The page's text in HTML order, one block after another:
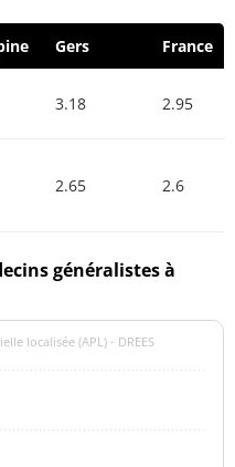
Gers France
3.18 2.95
2.65 2.6
généralistes à
localisée (APL) - DREES